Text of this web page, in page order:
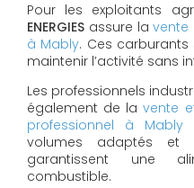
Pour les exploitants
ENERGIES assure lavente
à Mably. Ces
maintenir l’activité sans
Les professionnels
également de lavente
professionnel à Mably
volumes adaptés et
garantissent une
combustible.